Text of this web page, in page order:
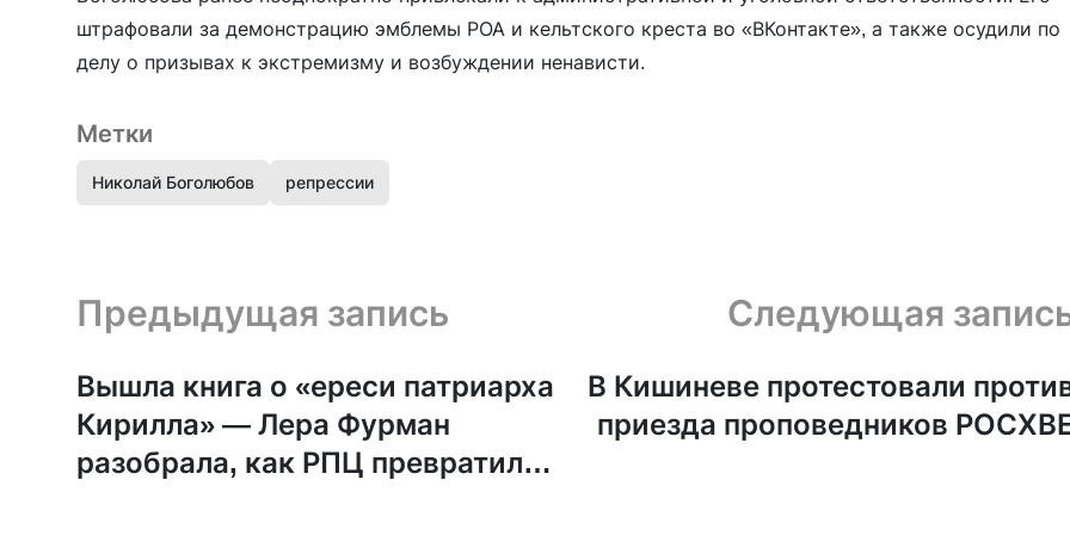
штрафовали за демонстрацию эмблемы РОА и кельтского креста во «ВКонтакте», а также осудили по
делу о призывах к экстремизму и возбуждении ненависти.
Метки
Николай Боголюбов репрессии
Предыдущая запись и следующая запись
Предыдущая запись
Вышла книга о «ереси патриарха
Кирилла» — Лера Фурман
разобрала, как РПЦ превратила
Следующая
В Кишиневе протестовали
приезда проповедников